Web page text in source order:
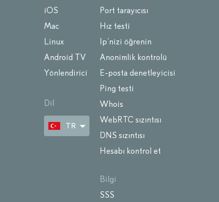
iOS
Mac
Linux
Android TV
Yönlendirici
Dil
TR
Port tarayıcısı
Hız testi
Ip’nizi öğrenin
Anonimlik kontrolü
E-posta denetleyicisi
Ping testi
Whois
WebRTC sızıntısı
DNS sızıntısı
Hesabı kontrol et
Bilgi
SSS